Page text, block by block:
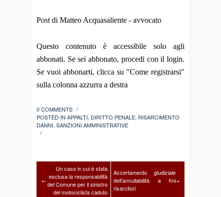
Post di Matteo Acquasaliente - avvocato
Questo contenuto è accessibile solo agli
abbonati. Se sei abbonato, procedi con il login.
Se vuoi abbonarti, clicca su "Come registrarsi"
sulla colonna azzurra a destra
0 COMMENTS /
POSTED IN APPALTI, DIRITTO PENALE, RISARCIMENTO
DANNI,SANZIONI AMMINISTRATIVE
/
←
Un caso in cui è stata
esclusa la responsabilità
del Comune per il sinistro
del motociclista caduto
Accertamento giudiziale
dell’annullabilità a fini
risarcitori
→